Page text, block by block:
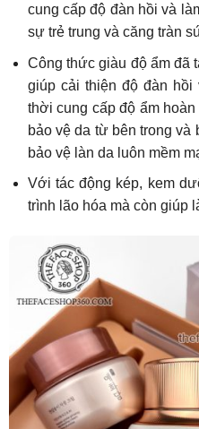
cung cấp độ đàn hồi và
sự trẻ trung và căng tràn
Công thức giàu độ ẩm đã
giúp cải thiện độ đàn
thời cung cấp độ ẩm
bảo vệ da từ bên trong
bảo vệ làn da luôn mềm
Với tác động kép, kem
trình lão hóa mà còn giúp